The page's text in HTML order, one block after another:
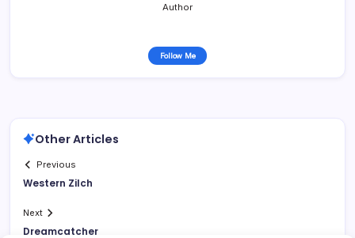
Author
Follow Me
Other Articles
Previous
Western Zilch
Next
Dreamcatcher